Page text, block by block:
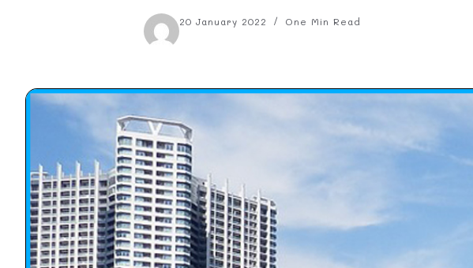
20 January 2022 One Min Read